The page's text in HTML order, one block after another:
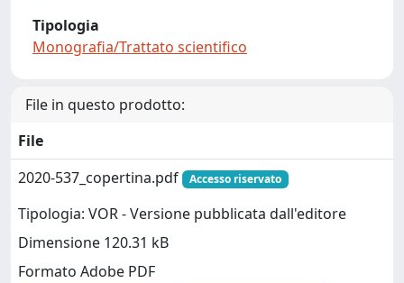
Tipologia
Monografia/Trattato scientifico
File in questo prodotto:
File
2020-537_copertina.pdf
Accesso riservato
Tipologia: VOR - Versione pubblicata dall'editore
Dimensione 120.31 kB
Formato Adobe PDF